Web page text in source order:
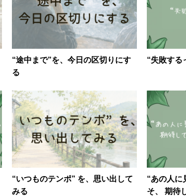
“途中まで”を、今日の区切りにす
る
“失敗する
“いつものテンポ” を、思い出して
みる
“あの人に
そ、 期待